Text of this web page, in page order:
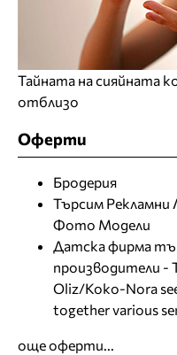
Тайната на сияйната
отблизо
Оферти
Бродерия
Търсим
Фото Модели
Датска фирма
производители -
Oliz/Koko-Nora
together various
още оферти...